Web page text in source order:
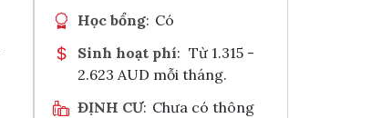
Học bổng: Có
Sinh hoạt phí: Từ 1.315 -
2.623 AUD mỗi tháng.
ĐỊNH CƯ: Chưa có thông